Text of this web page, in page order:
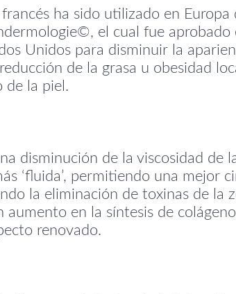
ha sido utilizado en Europa
el cual fue
Unidos para disminuir la
de la grasa u obesidad
de la piel.
disminución de la viscosidad de
‘fluida’, permitiendo una mejor
la eliminación de toxinas de la
aumento en la síntesis de
renovado.